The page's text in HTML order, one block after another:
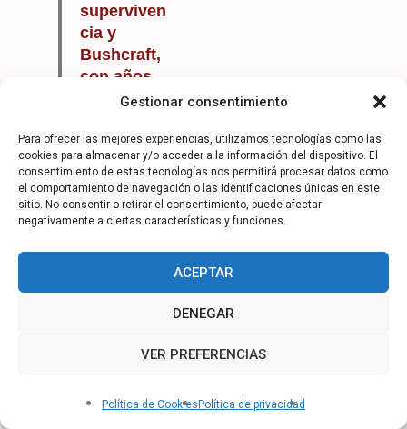
Gestionar consentimiento
Para ofrecer las mejores experiencias, utilizamos tecnologías como las
cookies para almacenar y/o acceder a la información del dispositivo. El
consentimiento de estas tecnologías nos permitirá procesar datos como
el comportamiento de navegación o las identificaciones únicas en este
sitio. No consentir o retirar el consentimiento, puede afectar
negativamente a ciertas características y funciones.
ACEPTAR
DENEGAR
VER PREFERENCIAS
Política de Cookies Política de privacidad
superviven
cia y
Bushcraft,
con años
ética y
profesional.
Esta es la
historia de
cómo el
compromis
resiliencia y
transformar
incluso en